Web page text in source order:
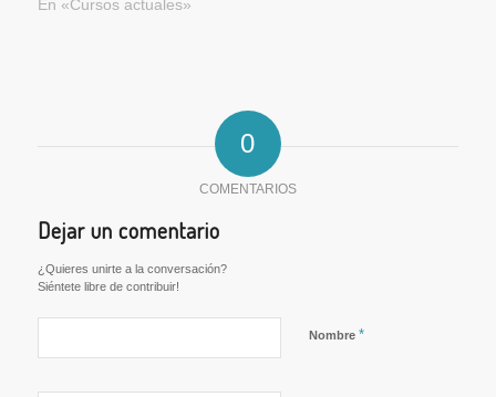
En «Cursos actuales»
0
COMENTARIOS
Dejar un comentario
¿Quieres unirte a la conversación?
Siéntete libre de contribuir!
Nombre *